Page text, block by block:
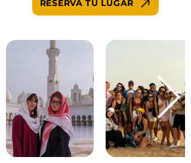
RESERVA TU LUGAR